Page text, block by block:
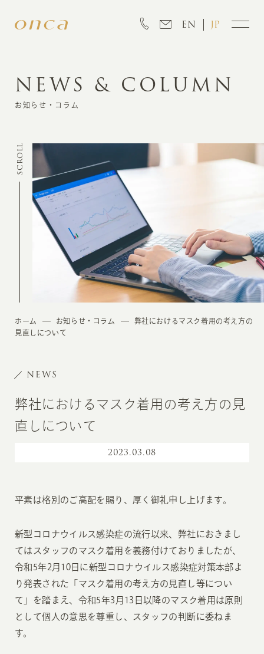
EN JP
INFORMATION
CREATION
MARKETING
NEWS & COLUMN
お知らせ・コラム
SCROLL
ホーム お知らせ・コラム
弊社におけるマスク着用の考え方の
見直しについて
NEWS
弊社におけるマスク着用の考え方の見
直しについて
2023.03.08
平素は格別のご高配を賜り、厚く御礼申し上げます。
新型コロナウイルス感染症の流行以来、弊社におきまし
てはスタッフのマスク着用を義務付けておりましたが、
令和5年2月10日に新型コロナウイルス感染症対策本部よ
り発表された「マスク着用の考え方の見直し等につい
て」を踏まえ、令和5年3月13日以降のマスク着用は原則
として個人の意思を尊重し、スタッフの判断に委ねま
す。